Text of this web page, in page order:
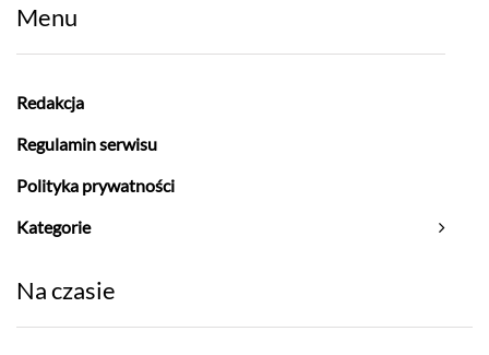
Menu
Redakcja
Regulamin serwisu
Polityka prywatności
Kategorie
Na czasie